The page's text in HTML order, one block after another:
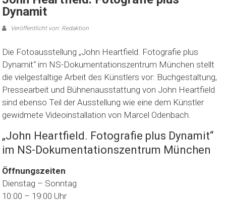
Dynamit
Veröffentlicht von: Redaktion
Die Fotoausstellung „John Heartfield. Fotografie plus
Dynamit“ im NS-Dokumentationszentrum München stellt
die vielgestaltige Arbeit des Künstlers vor: Buchgestaltung,
Pressearbeit und Bühnenausstattung von John Heartfield
sind ebenso Teil der Ausstellung wie eine dem Künstler
gewidmete Videoinstallation von Marcel Odenbach.
„John Heartfield. Fotografie plus Dynamit“
im NS-Dokumentationszentrum München
Öffnungszeiten
Dienstag – Sonntag
10:00 – 19:00 Uhr